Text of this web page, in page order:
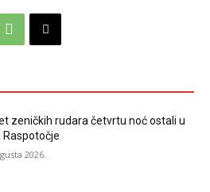
zeničkih rudara četvrtu noć ostali u
Raspotočje
2026.